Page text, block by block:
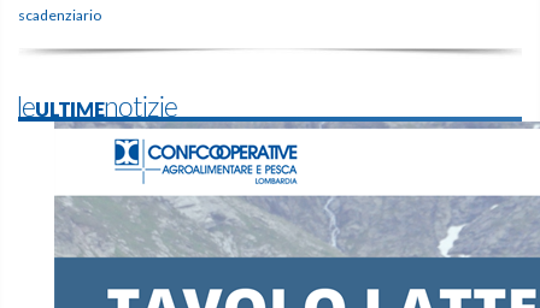
scadenziario
leULTIMEnotizie